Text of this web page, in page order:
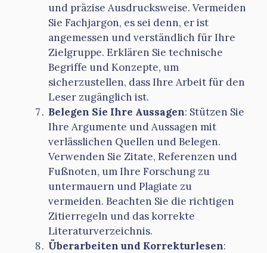
und präzise Ausdrucksweise. Vermeiden
Sie Fachjargon, es sei denn, er ist
angemessen und verständlich für Ihre
Zielgruppe. Erklären Sie technische
Begriffe und Konzepte, um
sicherzustellen, dass Ihre Arbeit für den
Leser zugänglich ist.
Belegen Sie Ihre Aussagen: Stützen Sie
Ihre Argumente und Aussagen mit
verlässlichen Quellen und Belegen.
Verwenden Sie Zitate, Referenzen und
Fußnoten, um Ihre Forschung zu
untermauern und Plagiate zu
vermeiden. Beachten Sie die richtigen
Zitierregeln und das korrekte
Literaturverzeichnis.
Überarbeiten und Korrekturlesen: